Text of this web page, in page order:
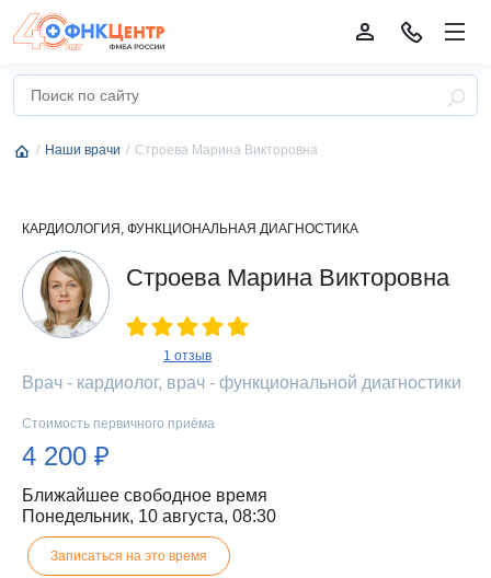
Наши врачи Строева Марина Викторовна
КАРДИОЛОГИЯ, ФУНКЦИОНАЛЬНАЯ ДИАГНОСТИКА
1 отзыв
Строева Марина Викторовна
Врач - кардиолог, врач - функциональной диагностики
Стоимость первичного приёма
4 200 ₽
Ближайшее свободное время
Понедельник, 10 августа, 08:30
Записаться на это время